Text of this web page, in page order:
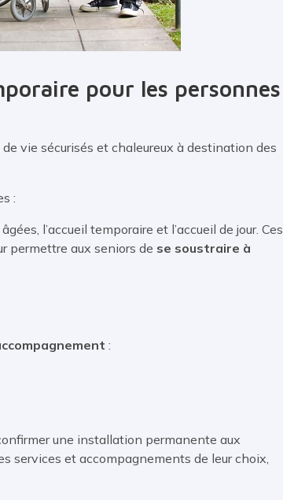
pour les personnes
vie sécurisés et chaleureux à destination des
:
l’accueil temporaire et l’accueil de jour. Ces
permettre aux seniors de se soustraire à
:
une installation permanente aux
services et accompagnements de leur choix,